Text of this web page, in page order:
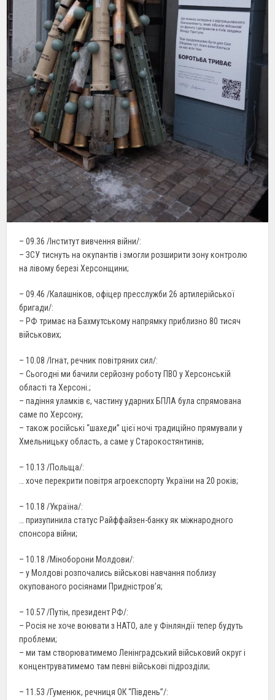
– 09.36 /Інститут вивчення війни/:
– ЗСУ тиснуть на окупантів і змогли розширити зону контролю
на лівому березі Херсонщини;
– 09.46 /Калашніков, офіцер пресслужби 26 артилерійської
бригади/:
– РФ тримає на Бахмутському напрямку приблизно 80 тисяч
військових;
– 10.08 /Ігнат, речник повітряних сил/:
– Сьогодні ми бачили серйозну роботу ПВО у Херсонській
області та Херсоні.;
– падіння уламків є, частину ударних БПЛА була спрямована
саме по Херсону;
– також російські “шахеди” цієї ночі традиційно прямували у
Хмельницьку область, а саме у Старокостянтинів;
– 10.13 /Польща/:
… хоче перекрити повітря агроекспорту України на 20 років;
– 10.18 /Україна/:
… призупинила статус Райффайзен-банку як міжнародного
спонсора війни;
– 10.18 /Міноборони Молдови/:
– у Молдові розпочались військові навчання поблизу
окупованого росіянами Придністров’я;
– 10.57 /Путін, президент РФ/:
– Росія не хоче воювати з НАТО, але у Фінляндії тепер будуть
проблеми;
– ми там створюватимемо Ленінградський військовий округ і
концентруватимемо там певні військові підрозділи;
– 11.53 /Гуменюк, речниця ОК “Південь”/: